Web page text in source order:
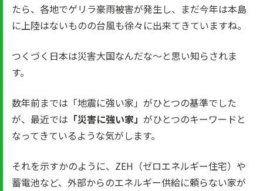
たら、各地でゲリラ豪雨被害が発生し、まだ今年は本島
に上陸はないものの台風も徐々に出来てきていますね。
つくづく日本は災害大国なんだな～と思い知らされま
す。
数年前までは「地震に強い家」がひとつの基準でした
が、最近では 「災害に強い家」 がひとつのキーワードと
なってきているような気がします。
それを示すかのように、ZEH（ゼロエネルギー住宅）や
蓄電池など、外部からのエネルギー供給に頼らない家が